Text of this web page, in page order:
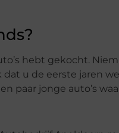
hebt gekocht.
u de eerste jaren
paar jonge auto’s